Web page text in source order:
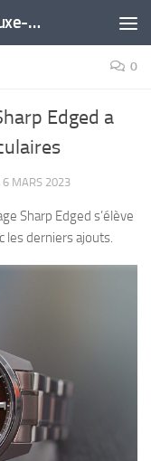
Fausse Rolex-replique montre de luxe-montre pas cher
0
Edged a
6 MARS 2023
Sharp Edged s’élève
les derniers ajouts.